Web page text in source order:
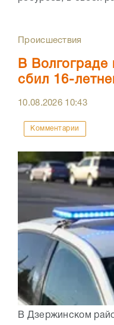
Происшествия
В Волгограде
сбил 16-
10.08.2026 10:43
Комментарии
В Дзержинском